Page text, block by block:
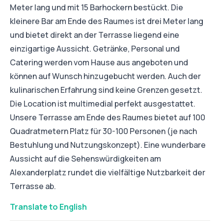
Meter lang und mit 15 Barhockern bestückt. Die
kleinere Bar am Ende des Raumes ist drei Meter lang
und bietet direkt an der Terrasse liegend eine
einzigartige Aussicht. Getränke, Personal und
Catering werden vom Hause aus angeboten und
können auf Wunsch hinzugebucht werden. Auch der
kulinarischen Erfahrung sind keine Grenzen gesetzt.
Die Location ist multimedial perfekt ausgestattet.
Unsere Terrasse am Ende des Raumes bietet auf 100
Quadratmetern Platz für 30-100 Personen (je nach
Bestuhlung und Nutzungskonzept). Eine wunderbare
Aussicht auf die Sehenswürdigkeiten am
Alexanderplatz rundet die vielfältige Nutzbarkeit der
Terrasse ab.
Translate to English